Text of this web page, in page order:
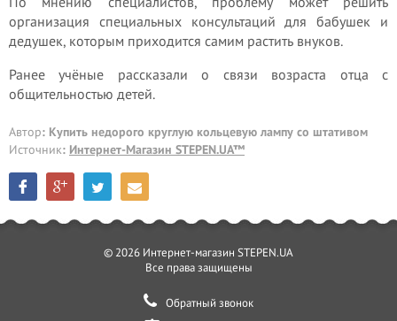
организация специальных консультаций для бабушек и
дедушек, которым приходится самим растить внуков.
Ранее учёные рассказали о связи возраста отца с
общительностью детей.
Автор: Купить недорого круглую кольцевую лампу со штативом
Источник: Интернет-Магазин STEPEN.UA™
© 2026 Интернет-магазин STEPEN.UA
Все права защищены
Обратный звонок